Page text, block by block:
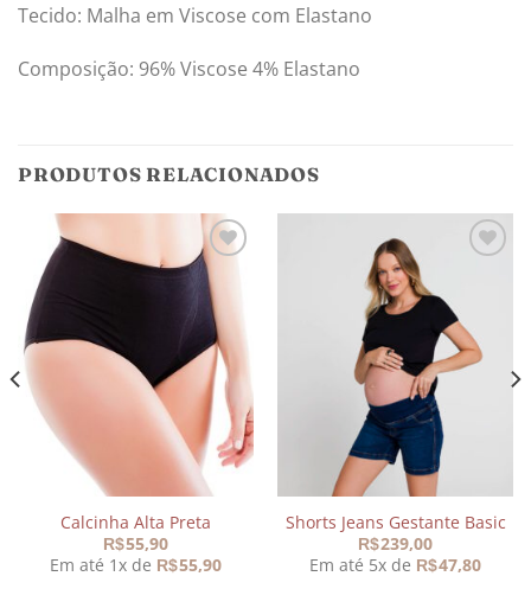
Tecido: Malha em Viscose com Elastano
Composição: 96% Viscose 4% Elastano
PRODUTOS RELACIONADOS
Adicionar
aos
meus
desejos
Calcinha Alta Preta
R$55,90
Em até 1x de R$55,90
Adicionar
aos
meus
desejos
Shorts Jeans Gestante Basic
R$239,00
Em até 5x de R$47,80